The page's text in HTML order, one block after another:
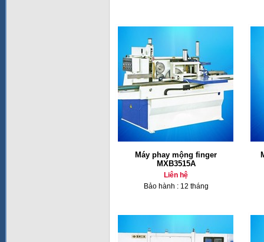
Máy phay mộng finger
MXB3515A
Liên hệ
Bảo hành : 12 tháng